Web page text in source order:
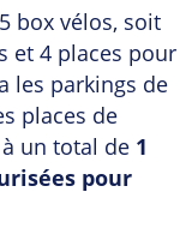
box vélos, soit
et 4 places pour
les parkings de
places de
un total de 1
pour